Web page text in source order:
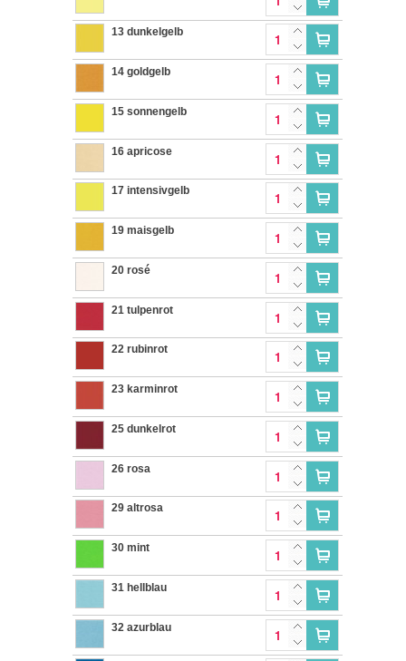
13 dunkelgelb
14 goldgelb
15 sonnengelb
16 apricose
17 intensivgelb
19 maisgelb
20 rosé
21 tulpenrot
22 rubinrot
23 karminrot
25 dunkelrot
26 rosa
29 altrosa
30 mint
31 hellblau
32 azurblau